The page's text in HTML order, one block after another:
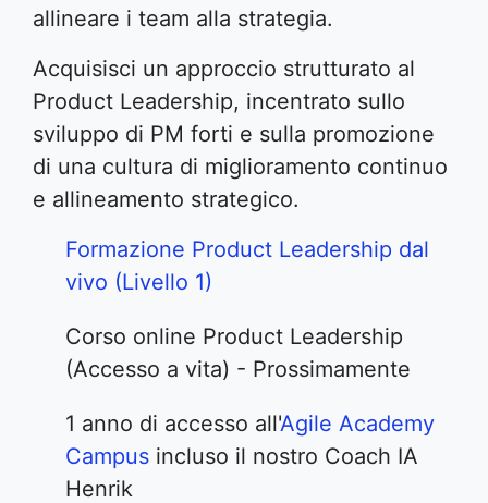
allineare i team alla strategia.
Acquisisci un approccio strutturato al
Product Leadership, incentrato sullo
sviluppo di PM forti e sulla promozione
di una cultura di miglioramento continuo
e allineamento strategico.
Formazione Product Leadership dal
vivo (Livello 1)
Corso online Product Leadership
(Accesso a vita) - Prossimamente
1 anno di accesso all'Agile Academy
Campus incluso il nostro Coach IA
Henrik